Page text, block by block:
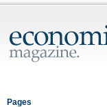
Pages